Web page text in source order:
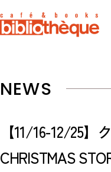
NEWS
【11/16-12/25
CHRISTMAS